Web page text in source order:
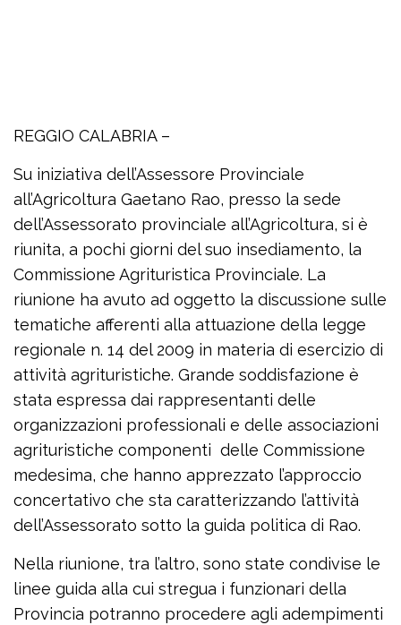
REGGIO CALABRIA –
Su iniziativa dell’Assessore Provinciale
all’Agricoltura Gaetano Rao, presso la sede
dell’Assessorato provinciale all’Agricoltura, si è
riunita, a pochi giorni del suo insediamento, la
Commissione Agrituristica Provinciale. La
riunione ha avuto ad oggetto la discussione sulle
tematiche afferenti alla attuazione della legge
regionale n. 14 del 2009 in materia di esercizio di
attività agrituristiche. Grande soddisfazione è
stata espressa dai rappresentanti delle
organizzazioni professionali e delle associazioni
agrituristiche componenti delle Commissione
medesima, che hanno apprezzato l’approccio
concertativo che sta caratterizzando l’attività
dell’Assessorato sotto la guida politica di Rao.
Nella riunione, tra l’altro, sono state condivise le
linee guida alla cui stregua i funzionari della
Provincia potranno procedere agli adempimenti